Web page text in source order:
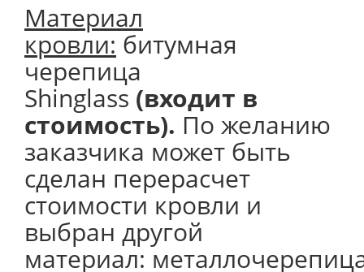
Материал
кровли: битумная
черепица
Shinglass (входит в
стоимость). По желанию
заказчика может быть
сделан перерасчет
стоимости кровли и
выбран другой
материал: